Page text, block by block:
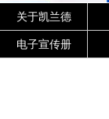
关于凯兰德
电子宣传册